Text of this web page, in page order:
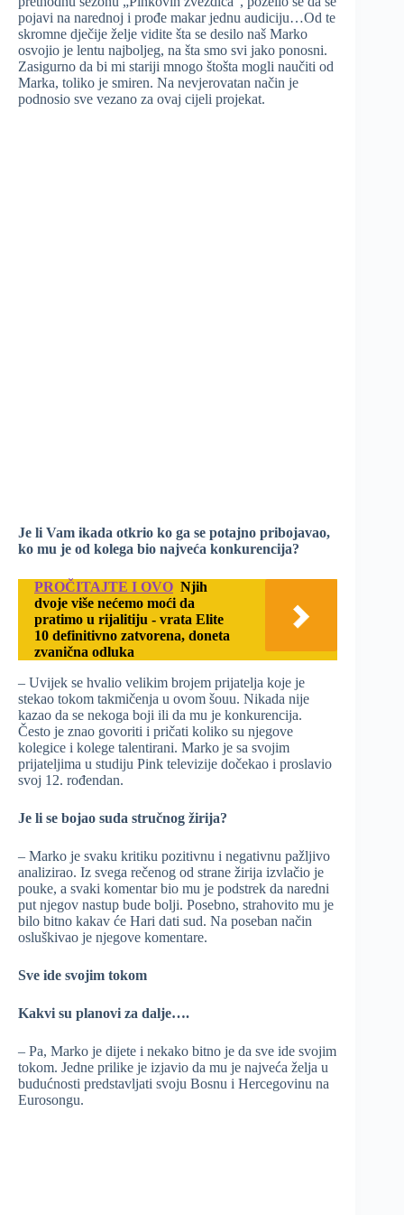
pojavi na narednoj i prođe makar jednu audiciju…Od te
skromne dječije želje vidite šta se desilo naš Marko
osvojio je lentu najboljeg, na šta smo svi jako ponosni.
Zasigurno da bi mi stariji mnogo štošta mogli naučiti od
Marka, toliko je smiren. Na nevjerovatan način je
podnosio sve vezano za ovaj cijeli projekat.
Je li Vam ikada otkrio ko ga se potajno pribojavao,
ko mu je od kolega bio najveća konkurencija?
PROČITAJTE I OVO Njih
dvoje više nećemo moći da
pratimo u rijalitiju - vrata Elite
10 definitivno zatvorena, doneta
zvanična odluka
– Uvijek se hvalio velikim brojem prijatelja koje je
stekao tokom takmičenja u ovom šouu. Nikada nije
kazao da se nekoga boji ili da mu je konkurencija.
Često je znao govoriti i pričati koliko su njegove
kolegice i kolege talentirani. Marko je sa svojim
prijateljima u studiju Pink televizije dočekao i proslavio
svoj 12. rođendan.
Je li se bojao suda stručnog žirija?
– Marko je svaku kritiku pozitivnu i negativnu pažljivo
analizirao. Iz svega rečenog od strane žirija izvlačio je
pouke, a svaki komentar bio mu je podstrek da naredni
put njegov nastup bude bolji. Posebno, strahovito mu je
bilo bitno kakav će Hari dati sud. Na poseban način
osluškivao je njegove komentare.
Sve ide svojim tokom
Kakvi su planovi za dalje….
– Pa, Marko je dijete i nekako bitno je da sve ide svojim
tokom. Jedne prilike je izjavio da mu je najveća želja u
budućnosti predstavljati svoju Bosnu i Hercegovinu na
Eurosongu.